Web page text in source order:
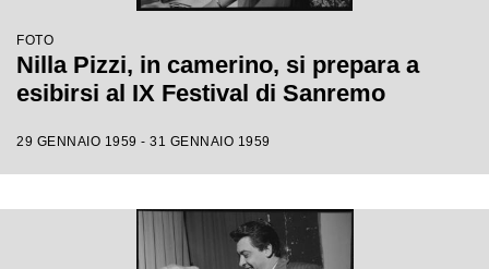
FOTO
Nilla Pizzi, in camerino, si prepara a
esibirsi al IX Festival di Sanremo
29 GENNAIO 1959 - 31 GENNAIO 1959